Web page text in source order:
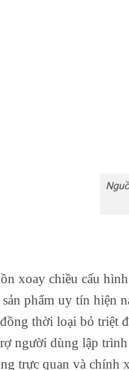
xoay chiều cấu
phẩm uy tín hiện
thời loại bỏ triệt
người dùng lập
trực quan và chính